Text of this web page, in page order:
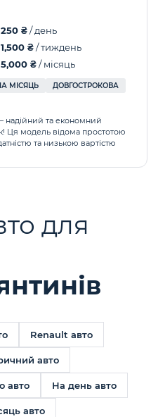
250 ₴/ день
1,500 ₴/ тиждень
5,000 ₴/ місяць
МІСЯЦЬ
ДОВГОСТРОКОВА
надійний та економний
Ця модель відома простотою
та низькою вартістю
для
Renault авто
авто
авто На день авто
авто